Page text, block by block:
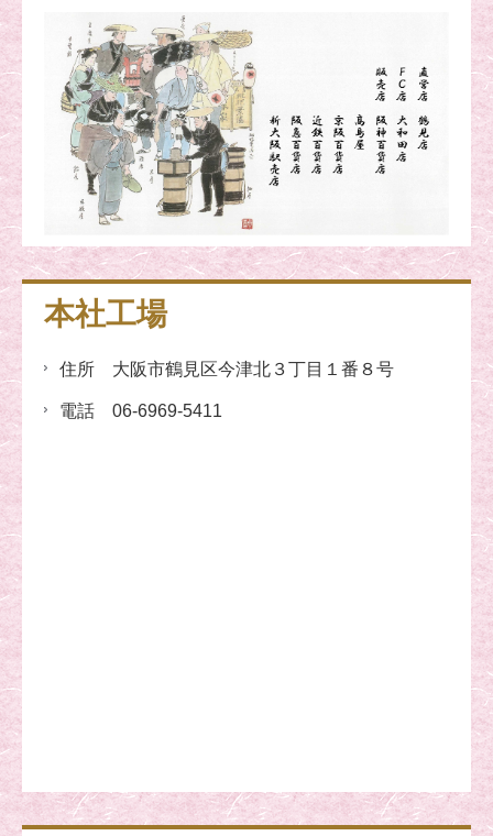
本社工場
住所 大阪市鶴見区今津北３丁目１番８号
電話 06-6969-5411